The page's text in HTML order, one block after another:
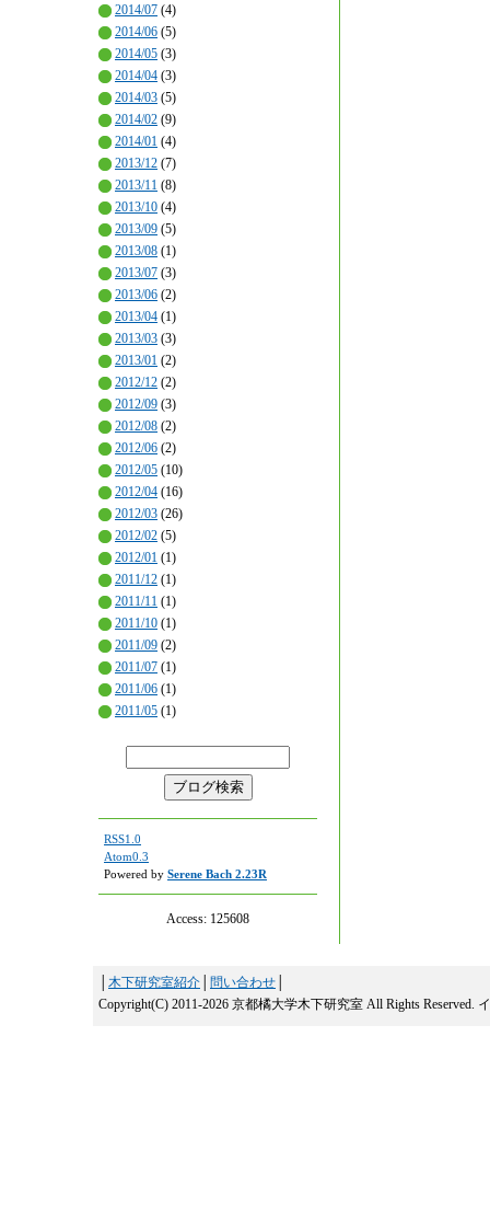
2014/07 (4)
2014/06 (5)
2014/05 (3)
2014/04 (3)
2014/03 (5)
2014/02 (9)
2014/01 (4)
2013/12 (7)
2013/11 (8)
2013/10 (4)
2013/09 (5)
2013/08 (1)
2013/07 (3)
2013/06 (2)
2013/04 (1)
2013/03 (3)
2013/01 (2)
2012/12 (2)
2012/09 (3)
2012/08 (2)
2012/06 (2)
2012/05 (10)
2012/04 (16)
2012/03 (26)
2012/02 (5)
2012/01 (1)
2011/12 (1)
2011/11 (1)
2011/10 (1)
2011/09 (2)
2011/07 (1)
2011/06 (1)
2011/05 (1)
RSS1.0
Atom0.3
Powered by Serene Bach 2.23R
Access: 125608
木下研究室紹介 問い合わせ
Copyright(C) 2011-2026 京都橘大学木下研究室 All Rights Reserved.